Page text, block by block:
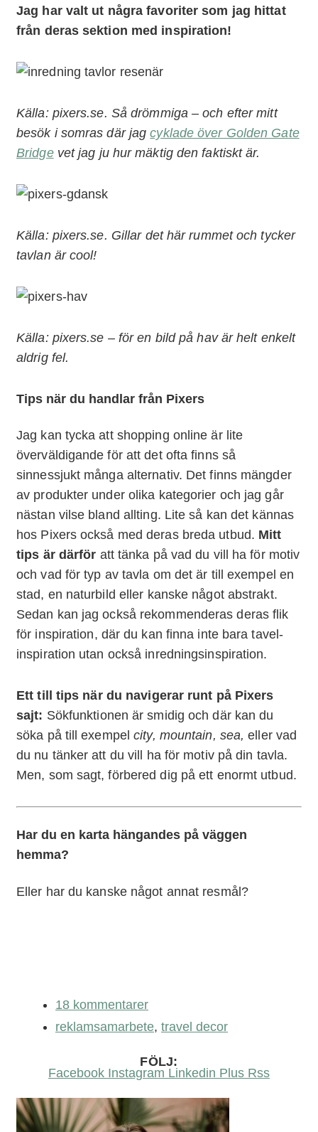
Jag har valt ut några favoriter som jag hittat
från deras sektion med inspiration!
Källa: pixers.se. Så drömmiga – och efter mitt
besök i somras där jagcyklade över Golden Gate
Bridgevet jag ju hur mäktig den faktiskt är.
Källa: pixers.se. Gillar det här rummet och tycker
tavlan är cool!
Källa: pixers.se – för en bild på hav är helt enkelt
aldrig fel.
Tips när du handlar från Pixers
Jag kan tycka att shopping online är lite
överväldigande för att det ofta finns så
sinnessjukt många alternativ. Det finns mängder
av produkter under olika kategorier och jag går
nästan vilse bland allting. Lite så kan det kännas
hos Pixers också med deras breda utbud. Mitt
tips är därför att tänka på vad du vill ha för motiv
och vad för typ av tavla om det är till exempel en
stad, en naturbild eller kanske något abstrakt.
Sedan kan jag också rekommenderas deras flik
för inspiration, där du kan finna inte bara tavel-
inspiration utan också inredningsinspiration.
Ett till tips när du navigerar runt på Pixers
sajt: Sökfunktionen är smidig och där kan du
söka på till exempelcity, mountain, sea,eller vad
du nu tänker att du vill ha för motiv på din tavla.
Men, som sagt, förbered dig på ett enormt utbud.
Har du en karta hängandes på väggen
hemma?
Eller har du kanske något annat resmål?
18 kommentarer
reklamsamarbete, travel decor
FÖLJ:
Facebook Instagram Linkedin Plus Rss